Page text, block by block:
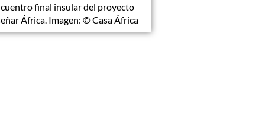
final insular del proyecto
África. Imagen: © Casa África